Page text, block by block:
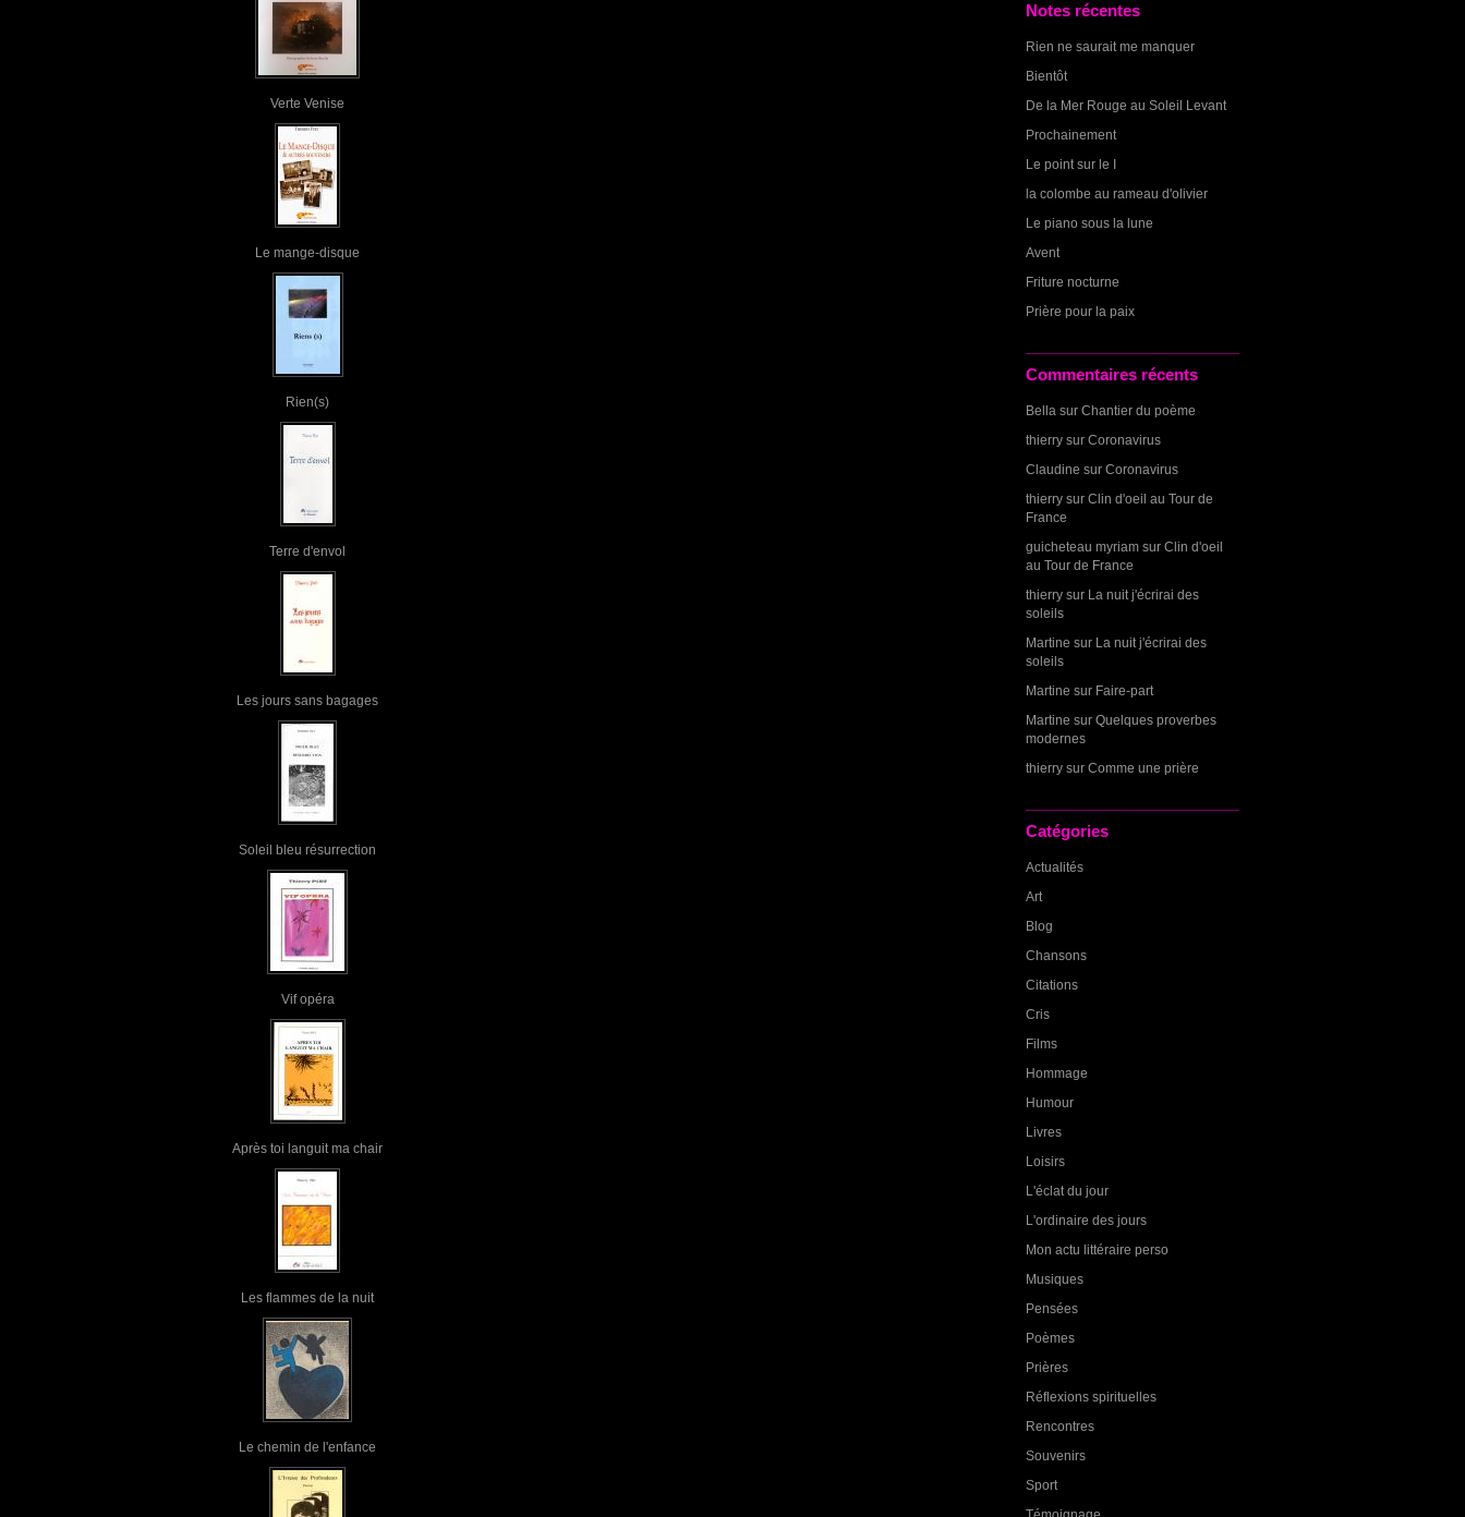
Verte Venise
Le mange-disque
Rien(s)
Terre d'envol
Les jours sans bagages
Soleil bleu résurrection
Vif opéra
Après toi languit ma chair
Les flammes de la nuit
Le chemin de l'enfance
Notes récentes
Rien ne saurait me manquer
Bientôt
De la Mer Rouge au Soleil Levant
Prochainement
Le point sur le I
la colombe au rameau d'olivier
Le piano sous la lune
Avent
Friture nocturne
Prière pour la paix
Commentaires récents
Bella sur Chantier du poème
thierry sur Coronavirus
Claudine sur Coronavirus
thierry sur Clin d'oeil au Tour de
France
guicheteau myriam sur Clin d'oeil
au Tour de France
thierry sur La nuit j'écrirai des
soleils
Martine sur La nuit j'écrirai des
soleils
Martine sur Faire-part
Martine sur Quelques proverbes
modernes
thierry sur Comme une prière
Catégories
Actualités
Art
Blog
Chansons
Citations
Cris
Films
Hommage
Humour
Livres
Loisirs
L'éclat du jour
L'ordinaire des jours
Mon actu littéraire perso
Musiques
Pensées
Poèmes
Prières
Réflexions spirituelles
Rencontres
Souvenirs
Sport